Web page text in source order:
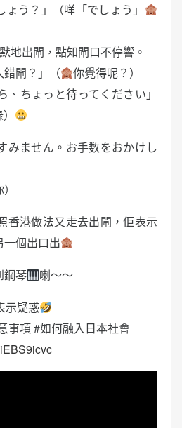
ょう？」（咩「でしょう」
地出閘，點知閘口不停響。
閘？」（
你覺得呢？）
、ちょっと待ってください」
みません。お手数をおかけし
香港做法又走去出閘，佢表示
個出口出
鋼琴
喇～～
示疑惑
事項 #如何融入日本社會